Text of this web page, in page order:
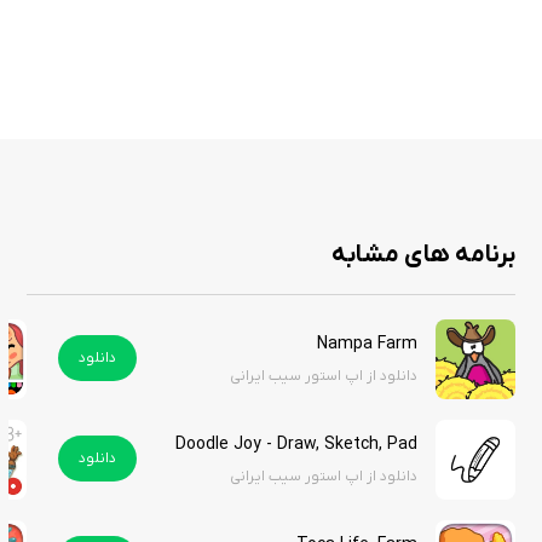
تازه و هیجان‌انگیز باشد. این بازی را از سیب ایرانی دانلود کنید.
برنامه های مشابه
Nampa Farm
دانلود از اپ استور سیب ایرانی
دانلود
Doodle Joy - Draw, Sketch, Pad
دانلود از اپ استور سیب ایرانی
دانلود